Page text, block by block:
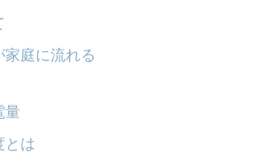
家庭に流れる
量
とは